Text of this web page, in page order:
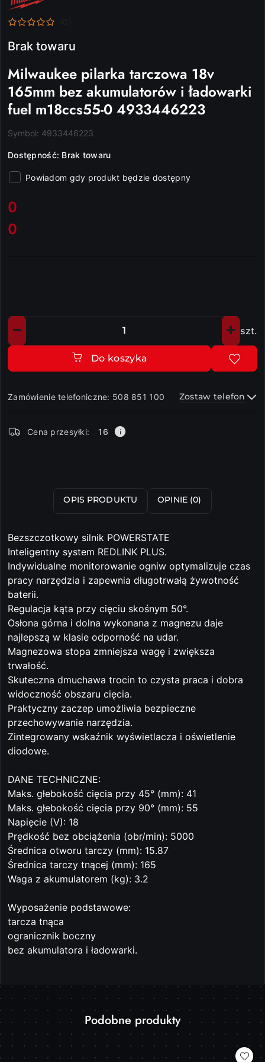
PRODUCENTA:
MILWAUKEE
Brak towaru
Milwaukee pilarka tarczowa 18v
165mm bez akumulatorów i ładowarki
fuel m18ccs55-0 4933446223
Symbol: 4933446223
Dostępność: Brak towaru
Powiadom gdy produkt będzie dostępny
cena:
0
Cena:
0
Ilość szt.
Do koszyka
Zamówienie telefoniczne: 508 851 100 Zostaw telefon
i
Cena przesyłki: 16
OPIS PRODUKTU OPINIE (0)
Bezszczotkowy silnik POWERSTATE
Inteligentny system REDLINK PLUS.
Indywidualne monitorowanie ogniw optymalizuje czas
pracy narzędzia i zapewnia długotrwałą żywotność
baterii.
Regulacja kąta przy cięciu skośnym 50°.
Osłona górna i dolna wykonana z magnezu daje
najlepszą w klasie odporność na udar.
Magnezowa stopa zmniejsza wagę i zwiększa
trwałość.
Skuteczna dmuchawa trocin to czysta praca i dobra
widoczność obszaru cięcia.
Praktyczny zaczep umożliwia bezpieczne
przechowywanie narzędzia.
Zintegrowany wskaźnik wyświetlacza i oświetlenie
diodowe.
DANE TECHNICZNE:
Maks. głebokość cięcia przy 45° (mm): 41
Maks. głebokość cięcia przy 90° (mm): 55
Napięcie (V): 18
Prędkość bez obciążenia (obr/min): 5000
Średnica otworu tarczy (mm): 15.87
Średnica tarczy tnącej (mm): 165
Waga z akumulatorem (kg): 3.2
Wyposażenie podstawowe:
tarcza tnąca
ogranicznik boczny
bez akumulatora i ładowarki.
Pomiń karuzelę produktów
Produkty
statusie:
Podobne produkty